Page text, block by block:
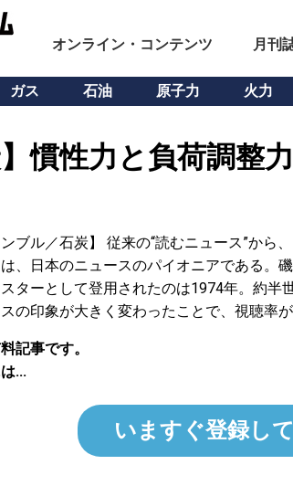
オンライン・コンテンツ 月刊
ガス 石油 原子力 火力
】慣性力と負荷調整
ンブル／石炭】 従来の“読むニュース”から
、日本のニュースのパイオニアである。
ターとして登用されたのは1974年。約半
の印象が大きく変わったことで、視聴率
記事です。
...
いますぐ登録し